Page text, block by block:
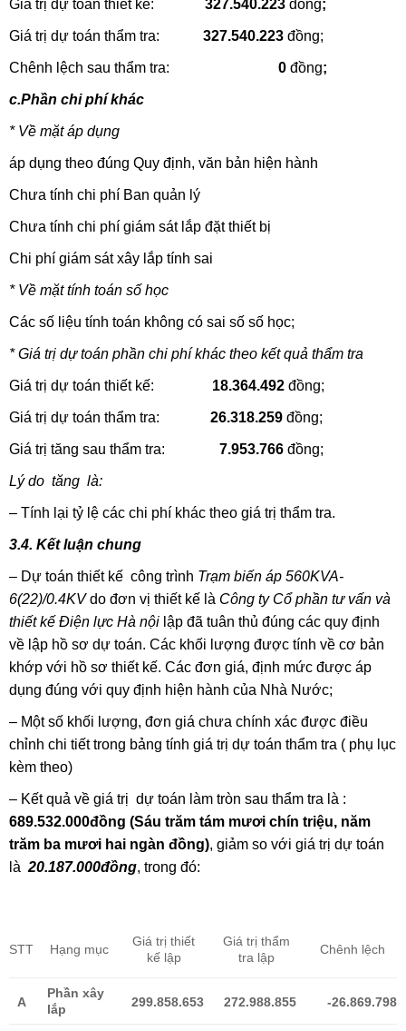
Giá trị dự toán thiết kế: 327.540.223đồng;
Giá trị dự toán thẩm tra: 327.540.223 đồng;
Chênh lệch sau thẩm tra: 0 đồng;
c.Phần chi phí khác
* Về mặt áp dụng
áp dụng theo đúng Quy định, văn bản hiện hành
Chưa tính chi phí Ban quản lý
Chưa tính chi phí giám sát lắp đặt thiết bị
Chi phí giám sát xây lắp tính sai
* Về mặt tính toán số học
Các số liệu tính toán không có sai số số học;
* Giá trị dự toán phần chi phí khác theo kết quả thẩm tra
Giá trị dự toán thiết kế: 18.364.492đồng;
Giá trị dự toán thẩm tra: 26.318.259đồng;
Giá trị tăng sau thẩm tra: 7.953.766đồng;
Lý do tăng là:
– Tính lại tỷ lệ các chi phí khác theo giá trị thẩm tra.
3.4. Kết luận chung
– Dự toán thiết kế công trình Trạm biến áp 560KVA-
6(22)/0.4KVdo đơn vị thiết kế là Công ty Cổ phần tư vấn và
thiết kế Điện lực Hà nộilập đã tuân thủ đúng các quy định
về lập hồ sơ dự toán. Các khối lượng được tính về cơ bản
khớp với hồ sơ thiết kế. Các đơn giá, định mức được áp
dụng đúng với quy định hiện hành của Nhà Nước;
– Một số khối lượng, đơn giá chưa chính xác được điều
chỉnh chi tiết trong bảng tính giá trị dự toán thẩm tra ( phụ lục
kèm theo)
– Kết quả về giá trị dự toán làm tròn sau thẩm tra là :
689.532.000đồng (Sáu trăm tám mươi chín triệu, năm
trăm ba mươi hai ngàn đồng), giảm so với giá trị dự toán
là 20.187.000đồng, trong đó:
STT Hạng mục
Giá trị thiết
kế lập
Giá trị thẩm
tra lập
Chênh lệch
A
Phần xây
lắp
299.858.653 272.988.855 -26.869.798